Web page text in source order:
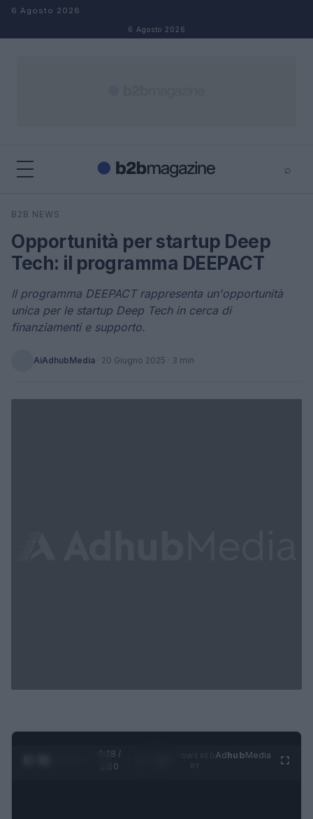
Salta al contenuto
6 Agosto 2026
6 Agosto 2026
⌕
Cerca
B2B NEWS
Opportunità per startup Deep
Tech: il programma DEEPACT
Il programma DEEPACT rappresenta un'opportunità
unica per le startup Deep Tech in cerca di
finanziamenti e supporto.
AiAdhubMedia · 20 Giugno 2025 · 3 min
0:29 /
1:20
AdhubMedia